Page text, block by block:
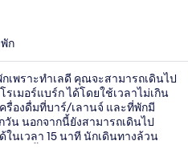
ก
เพราะทำเลดี คุณจะสามารถเดินไป
เมอร์แบร์ก ได้โดยใช้เวลาไม่เกิน
รื่องดื่มที่บาร์/เลานจ์ และที่พักมี
น นอกจากนี้ยังสามารถเดินไป
นเวลา 15 นาที นักเดินทางล้วน